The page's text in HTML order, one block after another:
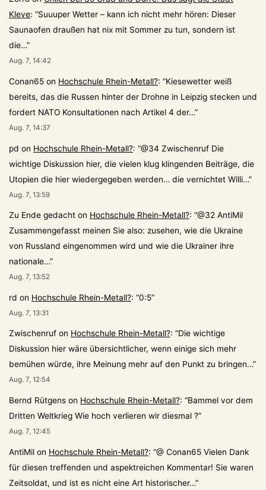
Kleve: “Suuuper Wetter – kann ich nicht mehr hören: Dieser
Saunaofen draußen hat nix mit Sommer zu tun, sondern ist
die…”
Aug. 7, 14:42
Conan65 on Hochschule Rhein-Metall?: “Kiesewetter weiß
bereits, das die Russen hinter der Drohne in Leipzig stecken und
fordert NATO Konsultationen nach Artikel 4 der…”
Aug. 7, 14:37
pd on Hochschule Rhein-Metall?: “@34 Zwischenruf Die
wichtige Diskussion hier, die vielen klug klingenden Beiträge, die
Utopien die hier wiedergegeben werden… die vernichtet Willi…”
Aug. 7, 13:59
Zu Ende gedacht on Hochschule Rhein-Metall?: “@32 AntiMil
Zusammengefasst meinen Sie also: zusehen, wie die Ukraine
von Russland eingenommen wird und wie die Ukrainer ihre
nationale…”
Aug. 7, 13:52
rd on Hochschule Rhein-Metall?: “0:5”
Aug. 7, 13:31
Zwischenruf on Hochschule Rhein-Metall?: “Die wichtige
Diskussion hier wäre übersichtlicher, wenn einige sich mehr
bemühen würde, ihre Meinung mehr auf den Punkt zu bringen…”
Aug. 7, 12:54
Bernd Rütgens on Hochschule Rhein-Metall?: “Bammel vor dem
Dritten Weltkrieg Wie hoch verlieren wir diesmal ?”
Aug. 7, 12:45
AntiMil on Hochschule Rhein-Metall?: “@ Conan65 Vielen Dank
für diesen treffenden und aspektreichen Kommentar! Sie waren
Zeitsoldat, und ist es nicht eine Art historischer…”